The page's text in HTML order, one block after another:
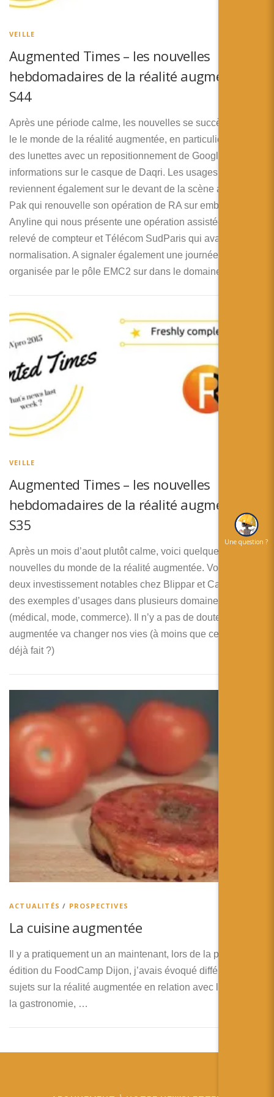
Español
VEILLE
Augmented Times – les nouvelles
hebdomadaires de la réalité augmentée –
S44
Après une période calme, les nouvelles se succèdent dans
le le monde de la réalité augmentée, en particulier du coté
des lunettes avec un repositionnement de Google et des
informations sur le casque de Daqri. Les usages
reviennent également sur le devant de la scène avec Tetra
Pak qui renouvelle son opération de RA sur emballage,
Anyline qui nous présente une opération assistée de
relevé de compteur et Télécom SudParis qui avance sur la
normalisation. A signaler également une journée technique
organisée par le pôle EMC2 sur dans le domaine naval.
VEILLE
Augmented Times – les nouvelles
hebdomadaires de la réalité augmentée –
S35
Après un mois d’aout plutôt calme, voici quelques
nouvelles du monde de la réalité augmentée. Vous noterez
deux investissement notables chez Blippar et CastAR, et
des exemples d’usages dans plusieurs domaines
(médical, mode, commerce). Il n’y a pas de doute, la réalité
augmentée va changer nos vies (à moins que ce ne soit
déjà fait ?)
ACTUALITÉS / PROSPECTIVES
La cuisine augmentée
Il y a pratiquement un an maintenant, lors de la première
édition du FoodCamp Dijon, j’avais évoqué différents
sujets sur la réalité augmentée en relation avec la cuisine,
la gastronomie, …
Une question ?